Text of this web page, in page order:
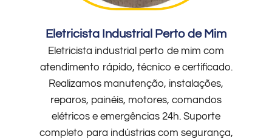
Eletricista Industrial Perto de Mim
Eletricista industrial perto de mim com
atendimento rápido, técnico e certificado.
Realizamos manutenção, instalações,
reparos, painéis, motores, comandos
elétricos e emergências 24h. Suporte
completo para indústrias com segurança,